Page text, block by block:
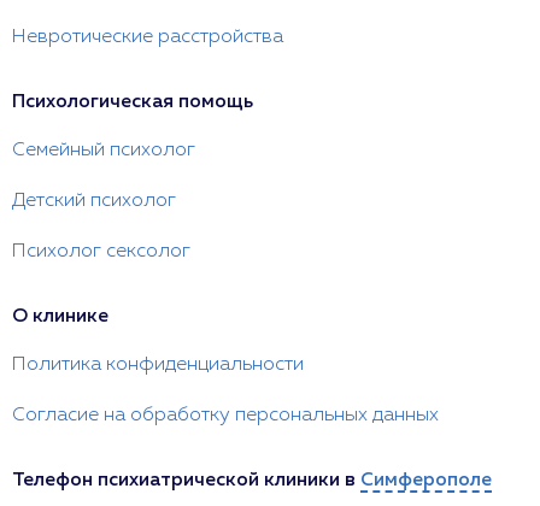
Невротические расстройства
Психологическая помощь
Семейный психолог
Детский психолог
Психолог сексолог
О клинике
Политика конфиденциальности
Согласие на обработку персональных данных
Телефон психиатрической клиники в Симферополе